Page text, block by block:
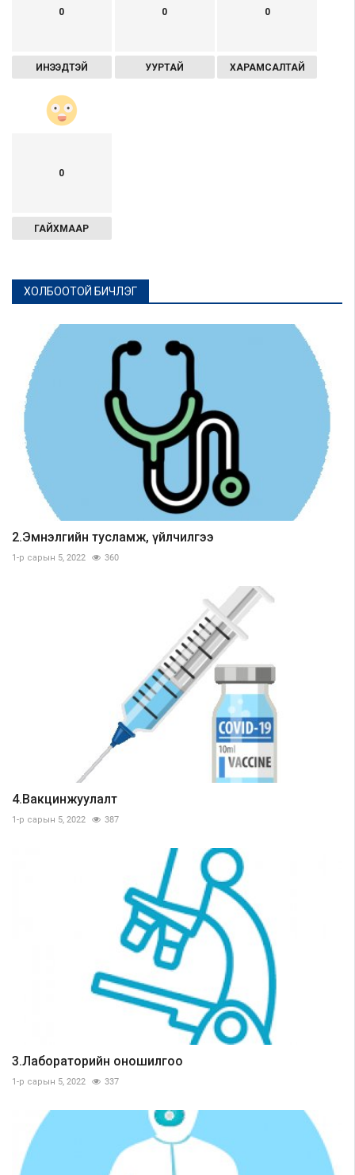
0
ИНЭЭДТЭЙ
0
УУРТАЙ
0
ХАРАМСАЛТАЙ
0
ГАЙХМААР
ХОЛБООТОЙ БИЧЛЭГ
2.Эмнэлгийн тусламж, үйлчилгээ
1-р сарын 5, 2022 360
4.Вакцинжуулалт
1-р сарын 5, 2022 387
3.Лабораторийн оношилгоо
1-р сарын 5, 2022 337